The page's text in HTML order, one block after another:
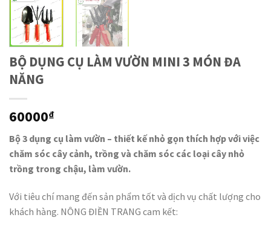
BỘ DỤNG CỤ LÀM VƯỜN MINI 3 MÓN ĐA
NĂNG
60000₫
Bộ 3 dụng cụ làm vườn – thiết kế nhỏ gọn thích hợp với việc
chăm sóc cây cảnh, trồng và chăm sóc các loại cây nhỏ
trồng trong chậu, làm vườn.
Với tiêu chí mang đến sản phẩm tốt và dịch vụ chất lượng cho
khách hàng. NÔNG ĐIỀN TRANG cam kết: